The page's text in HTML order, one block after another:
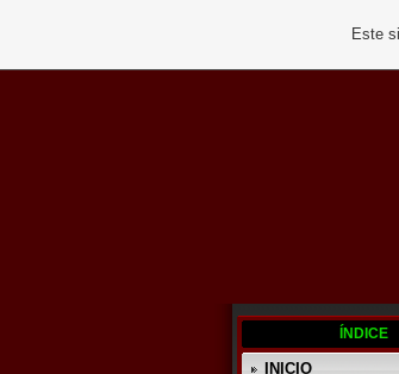
ÍNDICE
INICIO
Este